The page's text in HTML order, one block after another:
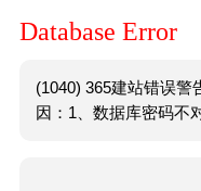
Database Error
(1040) 365建站错误警
因：1、数据库密码不